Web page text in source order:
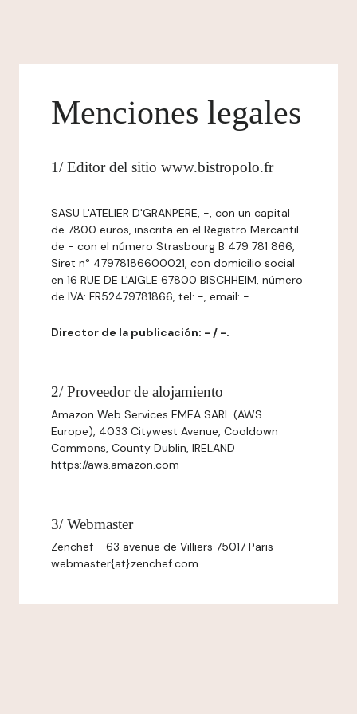
Menciones legales
1/ Editor del sitio www.bistropolo.fr
SASU L'ATELIER D'GRANPERE, -, con un capital
de 7800 euros, inscrita en el Registro Mercantil
de - con el número Strasbourg B 479 781 866,
Siret n° 47978186600021, con domicilio social
en 16 RUE DE L'AIGLE 67800 BISCHHEIM, número
de IVA: FR52479781866, tel: -, email: -
Director de la publicación: - / -.
2/ Proveedor de alojamiento
Amazon Web Services EMEA SARL (AWS
Europe), 4033 Citywest Avenue, Cooldown
Commons, County Dublin, IRELAND
https://aws.amazon.com
3/ Webmaster
Zenchef - 63 avenue de Villiers 75017 Paris –
webmaster{at}zenchef.com